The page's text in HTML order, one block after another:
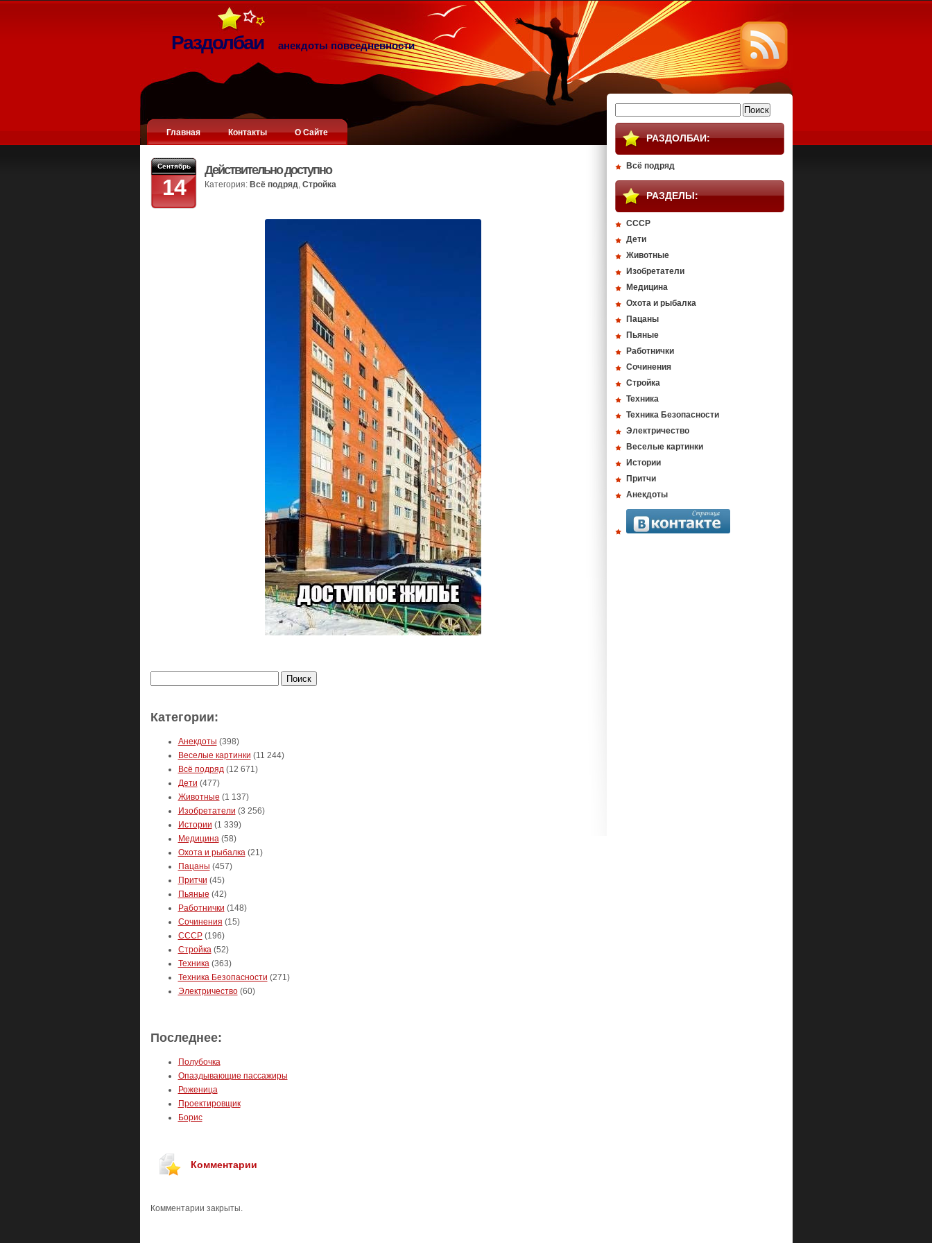
Раздолбаи анекдоты повседневности
Главная Контакты О Сайте
Сентябрь
14
Действительно доступно
Категория: Всё подряд, Стройка
Категории:
Анекдоты (398)
Веселые картинки (11 244)
Всё подряд(12 671)
Дети (477)
Животные (1 137)
Изобретатели (3 256)
Истории (1 339)
Медицина(58)
Охота и рыбалка(21)
Пацаны (457)
Притчи (45)
Пьяные (42)
Работнички (148)
Сочинения (15)
СССР(196)
Стройка(52)
Техника(363)
Техника Безопасности (271)
Электричество(60)
Последнее:
Полубочка
Опаздывающие пассажиры
Роженица
Проектировщик
Борис
Комментарии
Комментарии закрыты.
РАЗДОЛБАИ:
Всё подряд
РАЗДЕЛЫ:
СССР
Дети
Животные
Изобретатели
Медицина
Охота и рыбалка
Пацаны
Пьяные
Работнички
Сочинения
Стройка
Техника
Техника Безопасности
Электричество
Веселые картинки
Истории
Притчи
Анекдоты